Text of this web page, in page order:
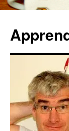
contenu